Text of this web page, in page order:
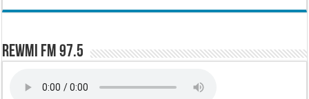
Rewmi FM 97.5